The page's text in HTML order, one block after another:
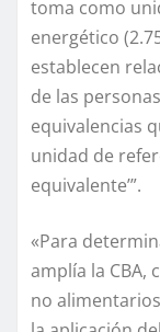
toma como
energético
establecen
de las
equivalencias
unidad de
equivalente’”.
«Para
amplía la CBA,
no